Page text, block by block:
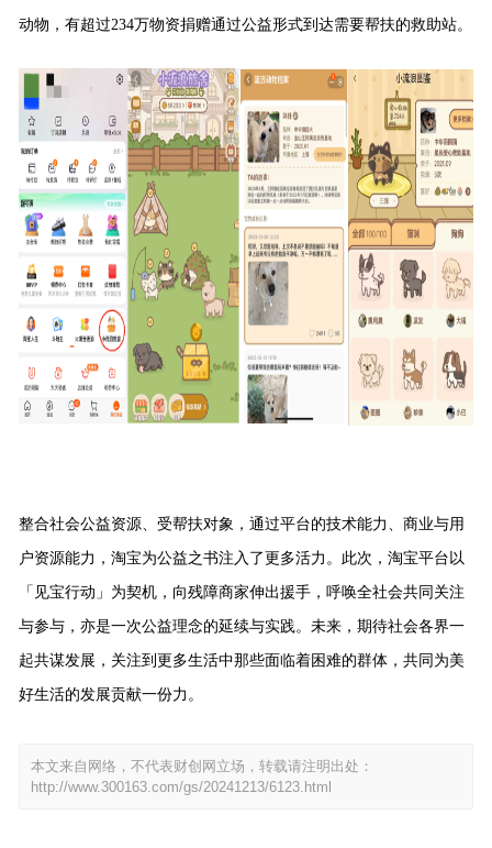
动物，有超过234万物资捐赠通过公益形式到达需要帮扶的救助站。
整合社会公益资源、受帮扶对象，通过平台的技术能力、商业与用
户资源能力，淘宝为公益之书注入了更多活力。 此次，淘宝平台以
「见宝行动」为契机，向残障商家伸出援手，呼唤全社会共同关注
与参与，亦是一次公益理念的延续与实践。未来，期待社会各界一
起共谋发展，关注到更多生活中那些面临着困难的群体，共同为美
好生活的发展贡献一份力。
本文来自网络，不代表财创网立场，转载请注明出处：
http://www.300163.com/gs/20241213/6123.html